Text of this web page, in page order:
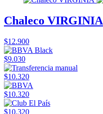
Chaleco VIRGINIA
$12.900
$9.030
$10.320
$10.320
$10.320